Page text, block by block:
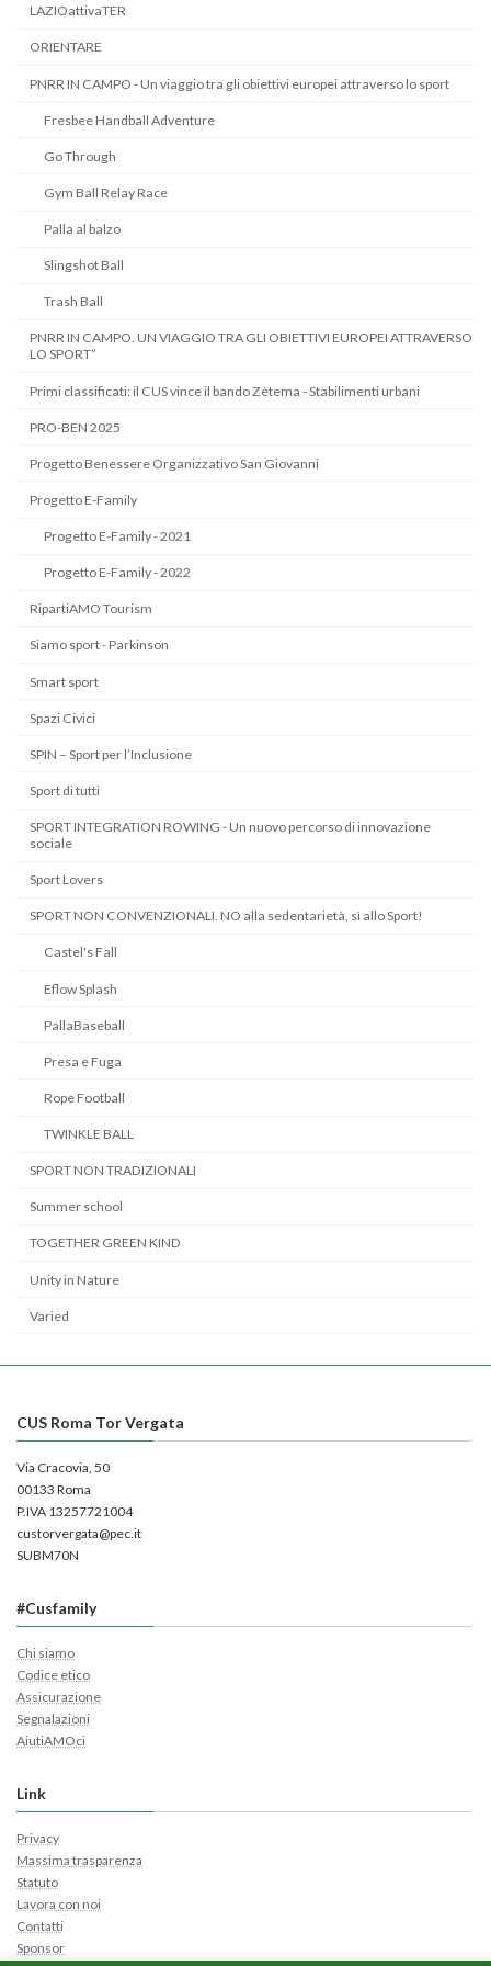
LAZIOattivaTER
ORIENTARE
PNRR IN CAMPO - Un viaggio tra gli obiettivi europei attraverso lo sport
Fresbee Handball Adventure
Go Through
Gym Ball Relay Race
Palla al balzo
Slingshot Ball
Trash Ball
PNRR IN CAMPO. UN VIAGGIO TRA GLI OBIETTIVI EUROPEI ATTRAVERSO
LO SPORT”
Primi classificati: il CUS vince il bando Zètema - Stabilimenti urbani
PRO-BEN 2025
Progetto Benessere Organizzativo San Giovanni
Progetto E-Family
Progetto E-Family - 2021
Progetto E-Family - 2022
RipartiAMO Tourism
Siamo sport - Parkinson
Smart sport
Spazi Civici
SPIN – Sport per l’Inclusione
Sport di tutti
SPORT INTEGRATION ROWING - Un nuovo percorso di innovazione
sociale
Sport Lovers
SPORT NON CONVENZIONALI. NO alla sedentarietà, sì allo Sport!
Castel's Fall
Eflow Splash
PallaBaseball
Presa e Fuga
Rope Football
TWINKLE BALL
SPORT NON TRADIZIONALI
Summer school
TOGETHER GREEN KIND
Unity in Nature
Varied
CUS Roma Tor Vergata
Via Cracovia, 50
00133 Roma
P.IVA 13257721004
custorvergata@pec.it
SUBM70N
#Cusfamily
Chi siamo
Codice etico
Assicurazione
Segnalazioni
AiutiAMOci
Link
Privacy
Massima trasparenza
Statuto
Lavora con noi
Contatti
Sponsor